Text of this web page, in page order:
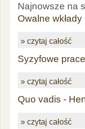
Najnowsze na
Owalne
» czytaj całość
Syzyfowe
» czytaj całość
Quo vadis -
» czytaj całość